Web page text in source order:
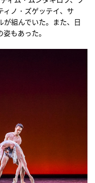
ィノ・ズゲッテイ、サ
が組んでいた。また、日
もあった。